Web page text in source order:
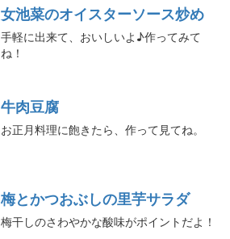
女池菜のオイスターソース炒め
手軽に出来て、おいしいよ♪作ってみて
ね！
牛肉豆腐
お正月料理に飽きたら、作って見てね。
梅とかつおぶしの里芋サラダ
梅干しのさわやかな酸味がポイントだよ！